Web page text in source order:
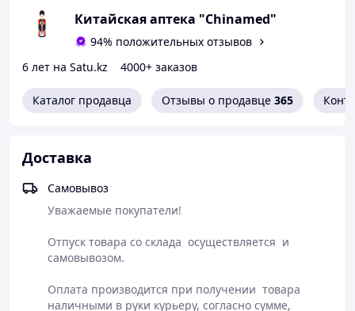
Показания к применению:
лечения вагинальных инфекций,
восстановления флоры влагалища,
лечения трихомониаза,
для лечения молочницы,
лечения бактериального вагиноза,
лечения гонококковой инфекции.
Состав: стебель и лист женьшеня, гликозид, фиалка,
камфора, акация дубильная
Китайская аптека "Chinamed"
94% положительных отзывов
6 лет на Satu.kz
4000+ заказов
Каталог продавца Отзывы о продавце 365
Доставка
Самовывоз
Уважаемые покупатели!
Отпуск товара со склада  осуществляется  и
cамовывозом.
Оплата производится при получении  товара
наличными в руки курьеру, согласно сумме,